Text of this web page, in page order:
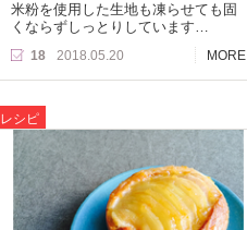
米粉を使用した生地も凍らせても固
くならずしっとりしています…
18 2018.05.20 MORE
レシピ